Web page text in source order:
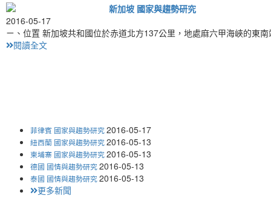
新加坡 國家與趨勢研究
2016-05-17
ㄧ、位置 新加坡共和國位於赤道北方137公里，地處麻六甲海峽的東
閱讀全文
菲律賓 國家與趨勢研究2016-05-17
紐西蘭 國家與趨勢研究2016-05-13
柬埔寨 國家與趨勢研究2016-05-13
德國 國情與趨勢研究2016-05-13
泰國 國情與趨勢研究2016-05-13
更多新聞